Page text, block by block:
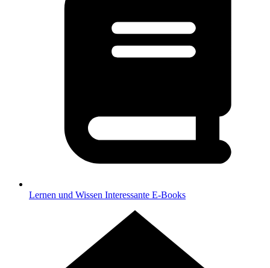
Lernen und Wissen Interessante E-Books